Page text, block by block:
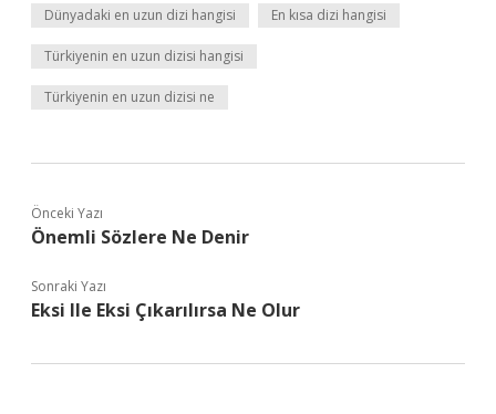
Dünyadaki en uzun dizi hangisi En kısa dizi hangisi
Türkiyenin en uzun dizisi hangisi
Türkiyenin en uzun dizisi ne
Önceki Yazı
Önemli Sözlere Ne Denir
Sonraki Yazı
Eksi Ile Eksi Çıkarılırsa Ne Olur